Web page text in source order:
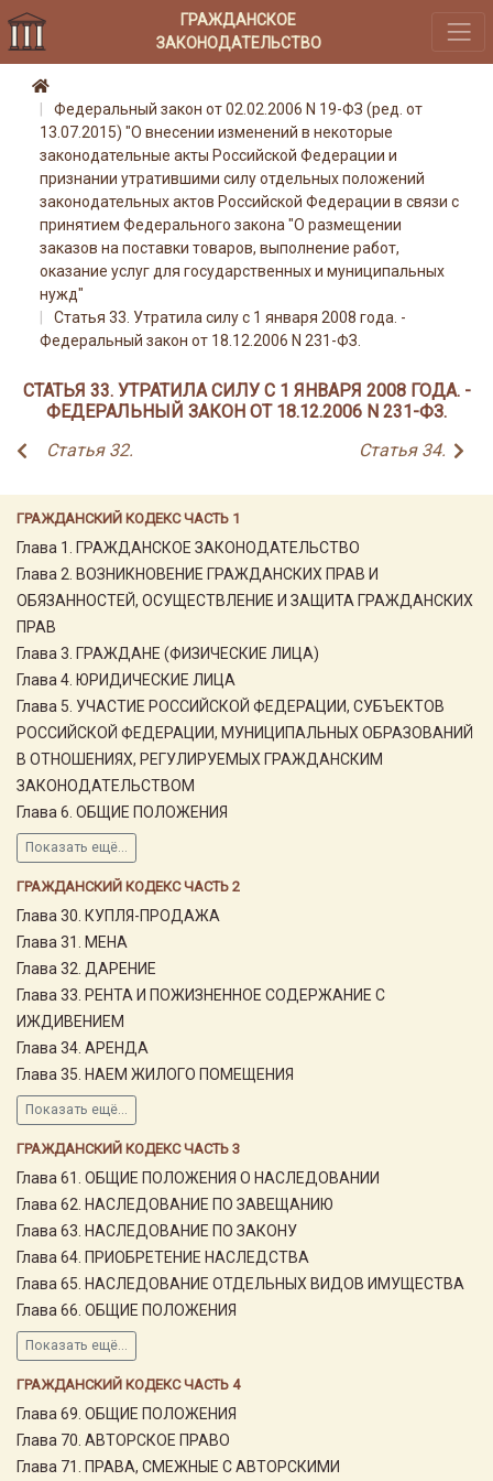
ГРАЖДАНСКОЕ
ЗАКОНОДАТЕЛЬСТВО
ГРАЖДАНСКИЙ КОДЕКС ЧАСТЬ 1
Глава 1. ГРАЖДАНСКОЕ ЗАКОНОДАТЕЛЬСТВО
Глава 2. ВОЗНИКНОВЕНИЕ ГРАЖДАНСКИХ ПРАВ И
ОБЯЗАННОСТЕЙ, ОСУЩЕСТВЛЕНИЕ И ЗАЩИТА ГРАЖДАНСКИХ
ПРАВ
Глава 3. ГРАЖДАНЕ (ФИЗИЧЕСКИЕ ЛИЦА)
Глава 4. ЮРИДИЧЕСКИЕ ЛИЦА
Глава 5. УЧАСТИЕ РОССИЙСКОЙ ФЕДЕРАЦИИ, СУБЪЕКТОВ
РОССИЙСКОЙ ФЕДЕРАЦИИ, МУНИЦИПАЛЬНЫХ ОБРАЗОВАНИЙ
В ОТНОШЕНИЯХ, РЕГУЛИРУЕМЫХ ГРАЖДАНСКИМ
ЗАКОНОДАТЕЛЬСТВОМ
Глава 6. ОБЩИЕ ПОЛОЖЕНИЯ
Показать ещё...
ГРАЖДАНСКИЙ КОДЕКС ЧАСТЬ 2
Глава 30. КУПЛЯ-ПРОДАЖА
Глава 31. МЕНА
Глава 32. ДАРЕНИЕ
Глава 33. РЕНТА И ПОЖИЗНЕННОЕ СОДЕРЖАНИЕ С
ИЖДИВЕНИЕМ
Глава 34. АРЕНДА
Глава 35. НАЕМ ЖИЛОГО ПОМЕЩЕНИЯ
Показать ещё...
ГРАЖДАНСКИЙ КОДЕКС ЧАСТЬ 3
Глава 61. ОБЩИЕ ПОЛОЖЕНИЯ О НАСЛЕДОВАНИИ
Глава 62. НАСЛЕДОВАНИЕ ПО ЗАВЕЩАНИЮ
Глава 63. НАСЛЕДОВАНИЕ ПО ЗАКОНУ
Глава 64. ПРИОБРЕТЕНИЕ НАСЛЕДСТВА
Глава 65. НАСЛЕДОВАНИЕ ОТДЕЛЬНЫХ ВИДОВ ИМУЩЕСТВА
Глава 66. ОБЩИЕ ПОЛОЖЕНИЯ
Показать ещё...
ГРАЖДАНСКИЙ КОДЕКС ЧАСТЬ 4
Глава 69. ОБЩИЕ ПОЛОЖЕНИЯ
Глава 70. АВТОРСКОЕ ПРАВО
Глава 71. ПРАВА, СМЕЖНЫЕ С АВТОРСКИМИ
Федеральный закон от 02.02.2006 N 19-ФЗ (ред. от
13.07.2015) "О внесении изменений в некоторые
законодательные акты Российской Федерации и
признании утратившими силу отдельных положений
законодательных актов Российской Федерации в связи с
принятием Федерального закона "О размещении
заказов на поставки товаров, выполнение работ,
оказание услуг для государственных и муниципальных
нужд"
Статья 33. Утратила силу с 1 января 2008 года. -
Федеральный закон от 18.12.2006 N 231-ФЗ.
СТАТЬЯ 33. УТРАТИЛА СИЛУ С 1 ЯНВАРЯ 2008 ГОДА. -
ФЕДЕРАЛЬНЫЙ ЗАКОН ОТ 18.12.2006 N 231-ФЗ.
Статья 32.
Статья 34.